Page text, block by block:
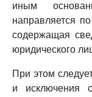
иным
направляется
содержащая
юридического
При этом
и исключения